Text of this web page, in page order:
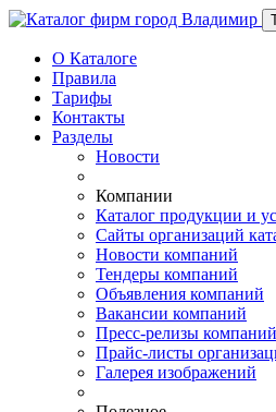
О Каталоге
Правила
Тарифы
Контакты
Разделы
Новости
Компании
Каталог продукции и
Сайты организаций
Новости компаний
Тендеры компаний
Объявления компаний
Вакансии компаний
Пресс-релизы компаний
Прайс-листы
Галерея изображений